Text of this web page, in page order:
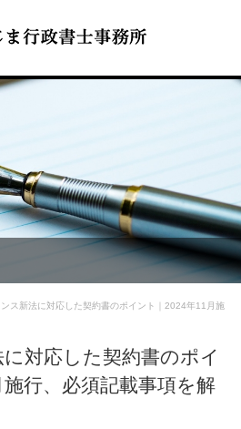
ンス新法に対応した契約書のポイント｜2024年11月施
対応した契約書のポイ
行、必須記載事項を解